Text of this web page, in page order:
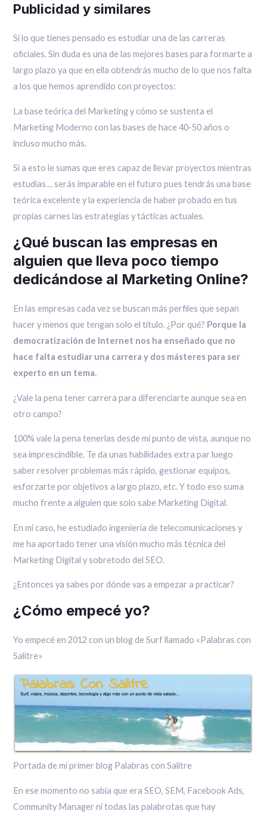
Publicidad y similares
Si lo que tienes pensado es estudiar una de las carreras
oficiales. Sin duda es una de las mejores bases para formarte a
largo plazo ya que en ella obtendrás mucho de lo que nos falta
a los que hemos aprendido con proyectos:
La base teórica del Marketing y cómo se sustenta el
Marketing Moderno con las bases de hace 40-50 años o
incluso mucho más.
Si a esto le sumas que eres capaz de llevar proyectos mientras
estudias… serás imparable en el futuro pues tendrás una base
teórica excelente y la experiencia de haber probado en tus
propias carnes las estrategias y tácticas actuales.
¿Qué buscan las empresas en
alguien que lleva poco tiempo
dedicándose al Marketing Online?
En las empresas cada vez se buscan más perfiles que sepan
hacer y menos que tengan solo el título. ¿Por qué? Porque la
democratización de Internet nos ha enseñado que no
hace falta estudiar una carrera y dos másteres para ser
experto en un tema.
¿Vale la pena tener carrera para diferenciarte aunque sea en
otro campo?
100% vale la pena tenerlas desde mi punto de vista, aunque no
sea imprescindible. Te da unas habilidades extra par luego
saber resolver problemas más rápido, gestionar equipos,
esforzarte por objetivos a largo plazo, etc. Y todo eso suma
mucho frente a alguien que solo sabe Marketing Digital.
En mi caso, he estudiado ingeniería de telecomunicaciones y
me ha aportado tener una visión mucho más técnica del
Marketing Digital y sobretodo del SEO.
¿Entonces ya sabes por dónde vas a empezar a practicar?
¿Cómo empecé yo?
Yo empecé en 2012 con un blog de Surf llamado «Palabras con
Salitre»
Portada de mi primer blog Palabras con Salitre
En ese momento no sabía que era SEO, SEM, Facebook Ads,
Community Manager ni todas las palabrotas que hay